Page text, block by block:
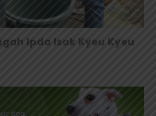
Ipda Isak Kyeu Kyeu